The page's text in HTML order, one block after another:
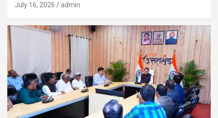
July 16, 2026 admin